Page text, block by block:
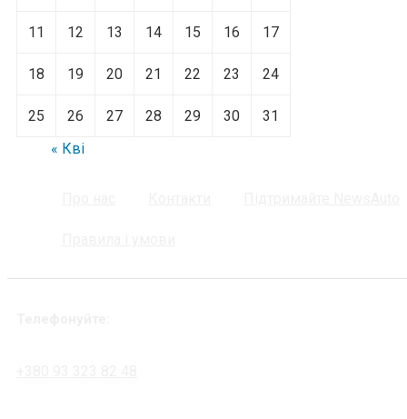
11 12 13 14 15 16 17
18 19 20 21 22 23 24
25 26 27 28 29 30
31
« Кві